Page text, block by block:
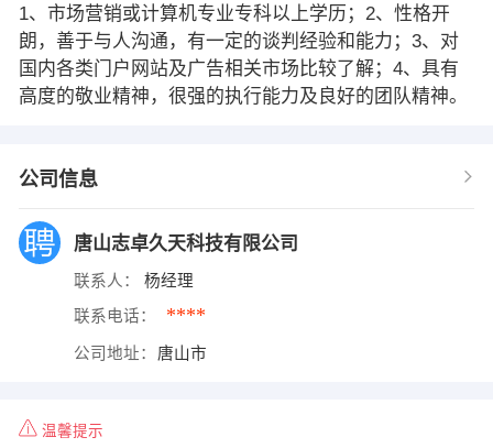
1、市场营销或计算机专业专科以上学历；2、性格开
朗，善于与人沟通，有一定的谈判经验和能力；3、对
国内各类门户网站及广告相关市场比较了解；4、具有
高度的敬业精神，很强的执行能力及良好的团队精神。
公司信息
唐山志卓久天科技有限公司
联系人： 杨经理
联系电话： ****
公司地址： 唐山市
温馨提示